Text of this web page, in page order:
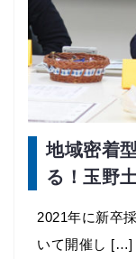
地域密着
る！玉野
2021年に新卒
いて開催し […]